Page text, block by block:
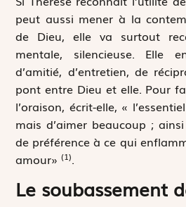
peut aussi mener à la
de Dieu, elle va surtout
mentale, silencieuse. Elle
d’amitié, d’entretien, de
pont entre Dieu et elle. Pour
l’oraison, écrit-elle, «
mais d’aimer beaucoup ;
de préférence à ce qui
amour»(1).
Le soubassement